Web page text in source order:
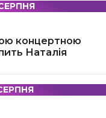
концертною
Наталія